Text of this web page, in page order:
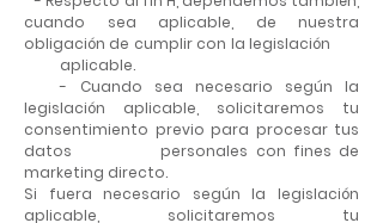
cuando sea aplicable, de nuestra
obligación de cumplir con la legislación
aplicable.
- Cuando sea necesario según la
legislación aplicable, solicitaremos tu
consentimiento previo para procesar tus
datos personales con fines de
marketing directo.
Si fuera necesario según la legislación
aplicable, solicitaremos tu